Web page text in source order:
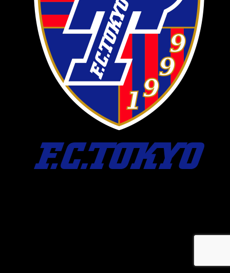
メ
イ
ン
ン
テ
ン
ツ
へ